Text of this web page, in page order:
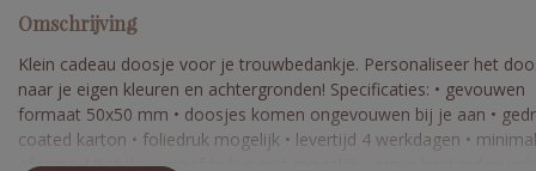
Omschrijving
Klein cadeau doosje voor je trouwbedankje. Personaliseer het
naar je eigen kleuren en achtergronden! Specificaties: • gevouwen
formaat 50x50 mm • doosjes komen ongevouwen bij je aan •
coated karton • foliedruk mogelijk • levertijd 4 werkdagen •
afname 10 stuks • proefdruk is niet mogelijk • eigen bestanden